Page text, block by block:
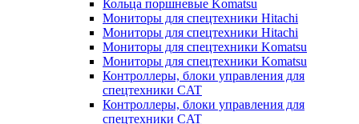
Кольца поршневые Komatsu
Мониторы для спецтехники Hitachi
Мониторы для спецтехники Hitachi
Мониторы для спецтехники Komatsu
Мониторы для спецтехники Komatsu
Контроллеры, блоки управления для
спецтехники CAT
Контроллеры, блоки управления для
спецтехники CAT